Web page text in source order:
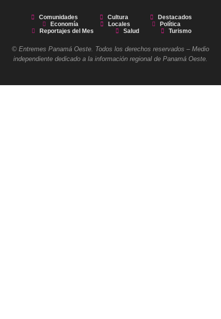
Comunidades Cultura
Destacados
Economía
Locales
Política
Reportajes del Mes
Salud Turismo
© Entremes Panamá Oeste. Todos los derechos reservados – Medio
independiente dedicado a la información regional de Panamá Oeste.